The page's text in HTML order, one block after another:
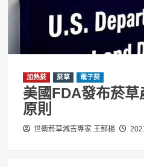
加熱菸 菸草 電子菸
美國FDA發布菸
原則
世衛菸草減害專家 王郁揚